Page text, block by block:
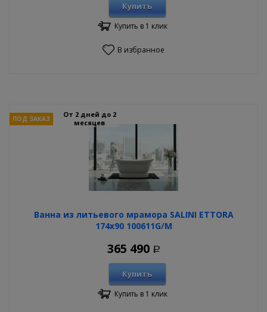
Купить
Купить в 1 клик
В избранное
Ванна из литьевого мрамора SALINI ETTORA
174х90 100611G/M
ПОД ЗАКАЗ
От 2 дней до 2
месяцев
365 490 Р
Купить
Купить в 1 клик